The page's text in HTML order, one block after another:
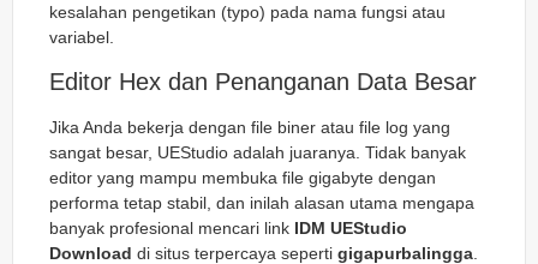
kesalahan pengetikan (typo) pada nama fungsi atau
variabel.
Editor Hex dan Penanganan Data Besar
Jika Anda bekerja dengan file biner atau file log yang
sangat besar, UEStudio adalah juaranya. Tidak banyak
editor yang mampu membuka file gigabyte dengan
performa tetap stabil, dan inilah alasan utama mengapa
banyak profesional mencari link IDM UEStudio
Download di situs terpercaya seperti gigapurbalingga